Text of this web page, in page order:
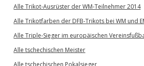
Alle Trikot-Ausrüster der WM-Teilnehmer 2014
Alle Trikotfarben der DFB-Trikots bei WM und
Alle Triple-Sieger im europäischen
Alle tschechischen Meister
Alle tschechischen Pokalsieger